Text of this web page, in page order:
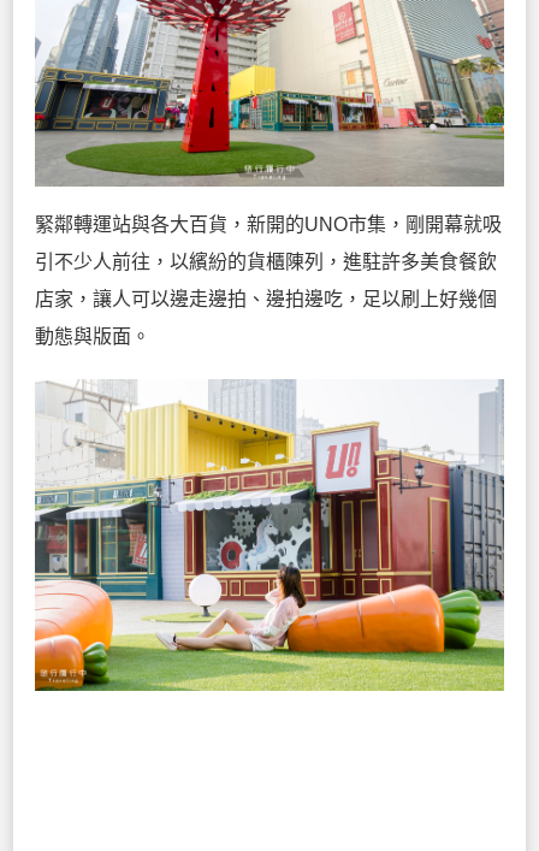
緊鄰轉運站與各大百貨，新開的UNO市集，剛開幕就吸
引不少人前往，以繽紛的貨櫃陳列，進駐許多美食餐飲
店家，讓人可以邊走邊拍、邊拍邊吃，足以刷上好幾個
動態與版面。